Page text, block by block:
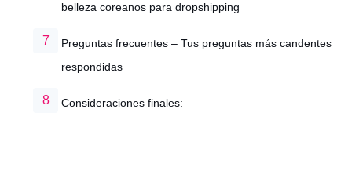
belleza coreanos para dropshipping
Preguntas frecuentes – Tus preguntas más candentes
respondidas
Consideraciones finales: